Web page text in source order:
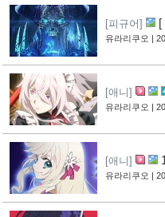
[피규어]
[
작 피규어
유라리쿠오 |
[애니]
로러 ] PV
유라리쿠오 |
[애니]
계를 다스
유라리쿠오 |